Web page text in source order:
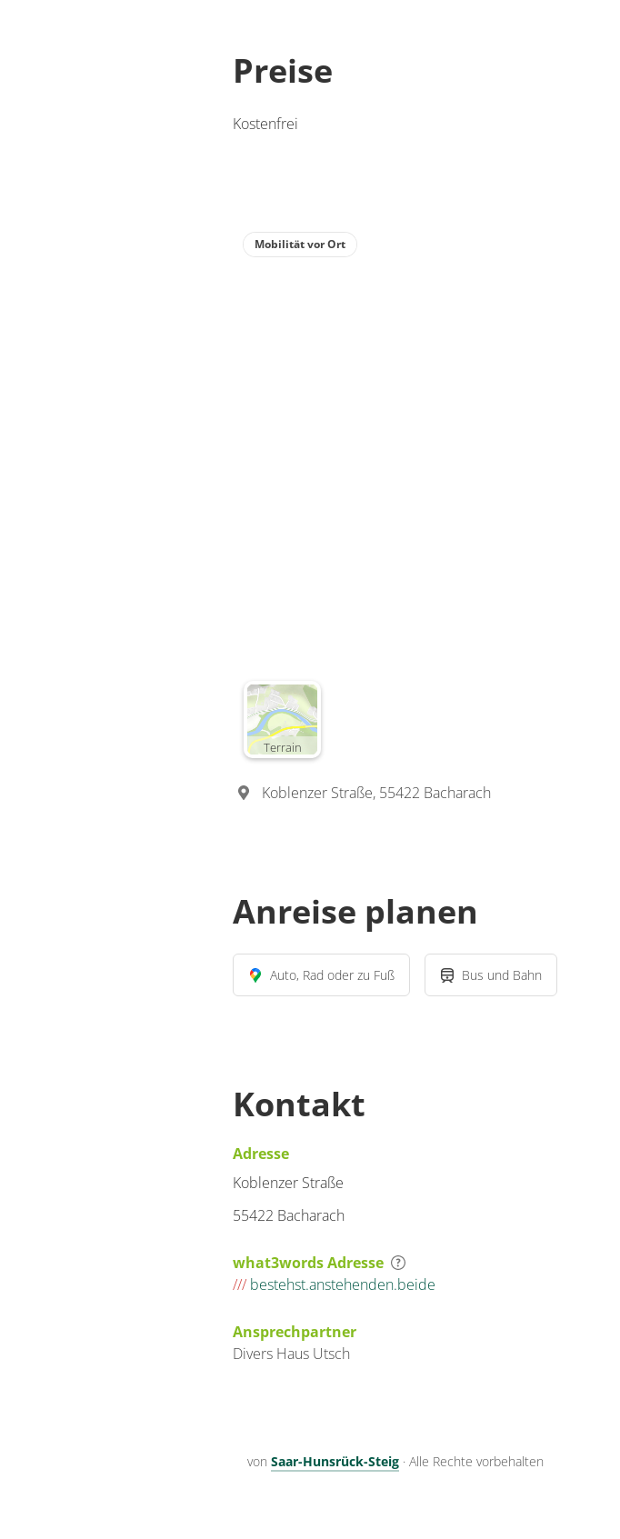
Preise
Kostenfrei
Terrain
Mobilität vor Ort
Koblenzer Straße, 55422 Bacharach
Anreise planen
Auto, Rad oder zu Fuß Bus und Bahn
Kontakt
Adresse
Koblenzer Straße
55422 Bacharach
what3words Adresse
/// bestehst.anstehenden.beide
Ansprechpartner
Divers Haus Utsch
von Saar-Hunsrück-Steig · Alle Rechte vorbehalten